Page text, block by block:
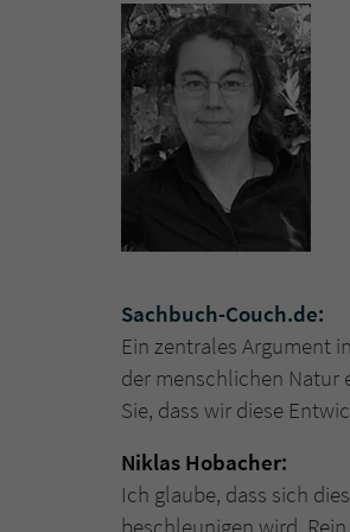
Sachbuch-Couch.de:
Ein zentrales Argument
der menschlichen Natur
Sie, dass wir diese
Niklas Hobacher:
Ich glaube, dass sich
beschleunigen wird.